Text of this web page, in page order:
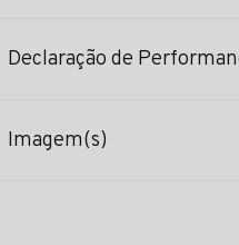
Declaração de
Imagem(s)